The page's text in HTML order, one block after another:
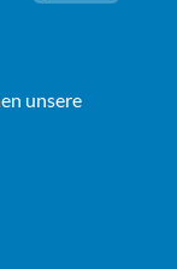
unsere